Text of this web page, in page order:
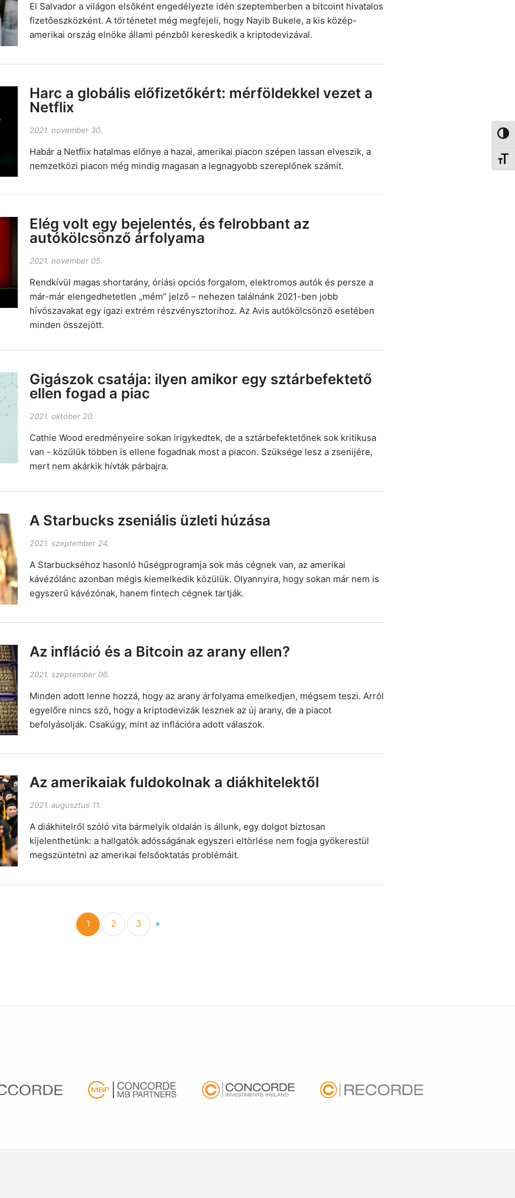
El Salvador a világon elsőként engedélyezte idén szeptemberben a bitcoint hivatalos
fizetőeszközként. A történetet még megfejeli, hogy Nayib Bukele, a kis közép-
amerikai ország elnöke állami pénzből kereskedik a kriptodevizával.
Harc a globális előfizetőkért: mérföldekkel vezet a
Netflix
2021. november 30.
Habár a Netflix hatalmas előnye a hazai, amerikai piacon szépen lassan elveszik, a
nemzetközi piacon még mindig magasan a legnagyobb szereplőnek számít.
Elég volt egy bejelentés, és felrobbant az
autókölcsönző árfolyama
2021. november 05.
Rendkívül magas shortarány, óriási opciós forgalom, elektromos autók és persze a
már-már elengedhetetlen „mém” jelző – nehezen találnánk 2021-ben jobb
hívószavakat egy igazi extrém részvénysztorihoz. Az Avis autókölcsönző esetében
minden összejött.
Gigászok csatája: ilyen amikor egy sztárbefektető
ellen fogad a piac
2021. október 20.
Cathie Wood eredményeire sokan irigykedtek, de a sztárbefektetőnek sok kritikusa
van - közülük többen is ellene fogadnak most a piacon. Szüksége lesz a zsenijére,
mert nem akárkik hívták párbajra.
A Starbucks zseniális üzleti húzása
2021. szeptember 24.
A Starbuckséhoz hasonló hűségprogramja sok más cégnek van, az amerikai
kávézólánc azonban mégis kiemelkedik közülük. Olyannyira, hogy sokan már nem is
egyszerű kávézónak, hanem fintech cégnek tartják.
Az infláció és a Bitcoin az arany ellen?
2021. szeptember 06.
Minden adott lenne hozzá, hogy az arany árfolyama emelkedjen, mégsem teszi. Arról
egyelőre nincs szó, hogy a kriptodevizák lesznek az új arany, de a piacot
befolyásolják. Csakúgy, mint az inflációra adott válaszok.
Az amerikaiak fuldokolnak a diákhitelektől
2021. augusztus 11.
A diákhitelről szóló vita bármelyik oldalán is állunk, egy dolgot biztosan
kijelenthetünk: a hallgatók adósságának egyszeri eltörlése nem fogja gyökerestül
megszüntetni az amerikai felsőoktatás problémáit.
1 2 3 »